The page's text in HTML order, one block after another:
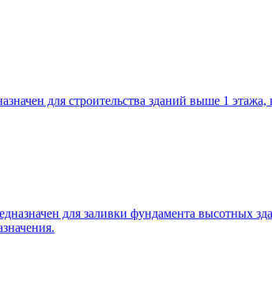
для строительства зданий выше 1
для заливки фундамента высотных